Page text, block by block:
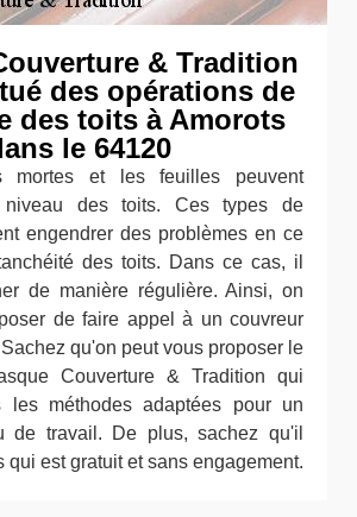
& Tradition
des opérations de
des toits à Amorots
le 64120
mortes et les feuilles peuvent
niveau des toits. Ces types de
engendrer des problèmes en ce
des toits. Dans ce cas, il
de manière régulière. Ainsi, on
de faire appel à un couvreur
qu'on peut vous proposer le
Couverture & Tradition qui
les méthodes adaptées pour un
de travail. De plus, sachez qu'il
qui est gratuit et sans engagement.